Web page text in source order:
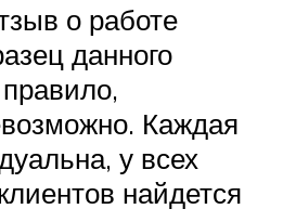
о работе
данного
Каждая
у всех
найдется